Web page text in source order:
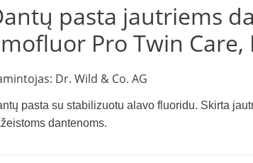
pasta jautriems
Pro Twin Care,
Dr. Wild & Co. AG
pasta su stabilizuotu alavo fluoridu. Skirta
dantenoms.